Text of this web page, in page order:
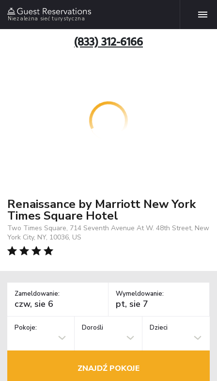
Niezależna sieć turystyczna
(833) 312-6166
Renaissance by Marriott New York
Times Square Hotel
Two Times Square, 714 Seventh Avenue At W. 48th Street, New
York City, NY, 10036, US
Zameldowanie: Wymeldowanie:
Pokoje: Dorośli Dzieci
ZNAJDŹ POKOJE